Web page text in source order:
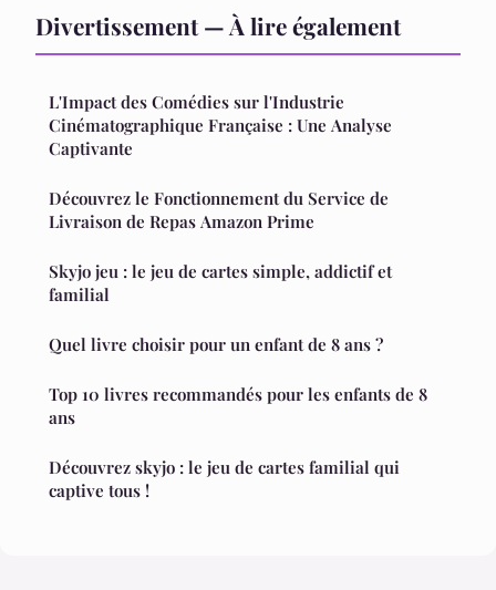
Divertissement — À lire également
L'Impact des Comédies sur l'Industrie
Cinématographique Française : Une Analyse
Captivante
Découvrez le Fonctionnement du Service de
Livraison de Repas Amazon Prime
Skyjo jeu : le jeu de cartes simple, addictif et
familial
Quel livre choisir pour un enfant de 8 ans ?
Top 10 livres recommandés pour les enfants de 8
ans
Découvrez skyjo : le jeu de cartes familial qui
captive tous !